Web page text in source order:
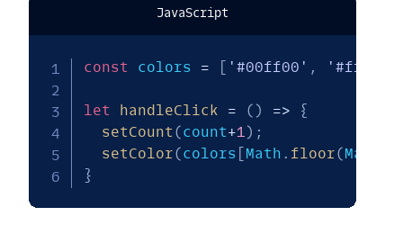
JavaScript
const colors = [ '#00ff00' ,
let handleClick = ( ) =>
{
setCount (count+1) ;
setColor(colors [Math . floor(Math
}